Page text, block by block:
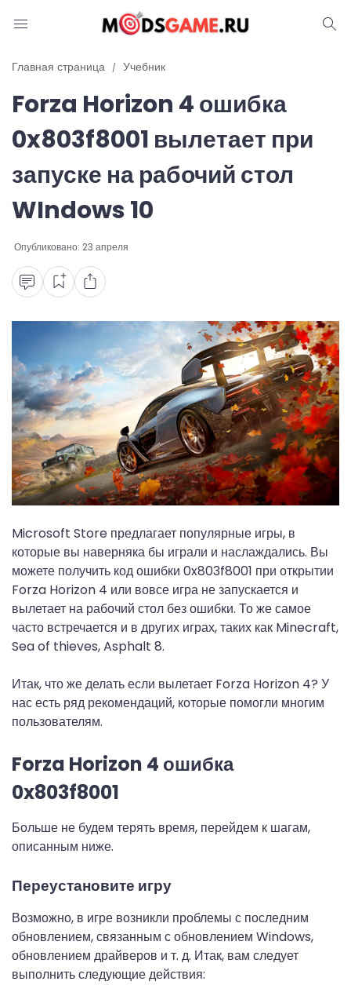
Блог
Читы и коды
Промокоды
Ошибки
Руководства
Roblox
Главная страница Учебник
Forza Horizon 4 ошибка
0x803f8001 вылетает при
запуске на рабочий стол
WIndows 10
Опубликовано: 23 апреля
Microsoft Store предлагает популярные игры, в
которые вы наверняка бы играли и наслаждались. Вы
можете получить код ошибки 0x803f8001 при открытии
Forza Horizon 4 или вовсе игра не запускается и
вылетает на рабочий стол без ошибки. То же самое
часто встречается и в других играх, таких как Minecraft,
Sea of ​​thieves, Asphalt 8.
Итак, что же делать если вылетает Forza Horizon 4? У
нас есть ряд рекомендаций, которые помогли многим
пользователям.
Forza Horizon 4 ошибка
0x803f8001
Больше не будем терять время, перейдем к шагам,
описанным ниже.
Переустановите игру
Возможно, в игре возникли проблемы с последним
обновлением, связанным с обновлением Windows,
обновлением драйверов и т. д. Итак, вам следует
выполнить следующие действия: